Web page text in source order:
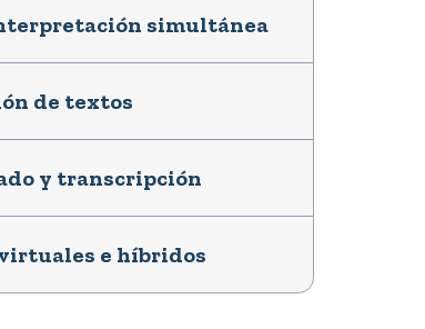
simultánea
de textos
y transcripción
e híbridos